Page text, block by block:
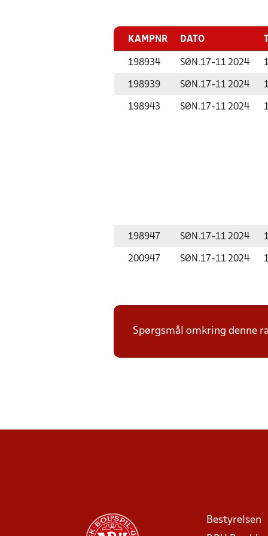
KAMPNR DATO
198934 SØN.17-11 2024
198939 SØN.17-11 2024
198943 SØN.17-11 2024
198947 SØN.17-11 2024
200947 SØN.17-11 2024
Spørgsmål omkring denne
Bestyrelsen